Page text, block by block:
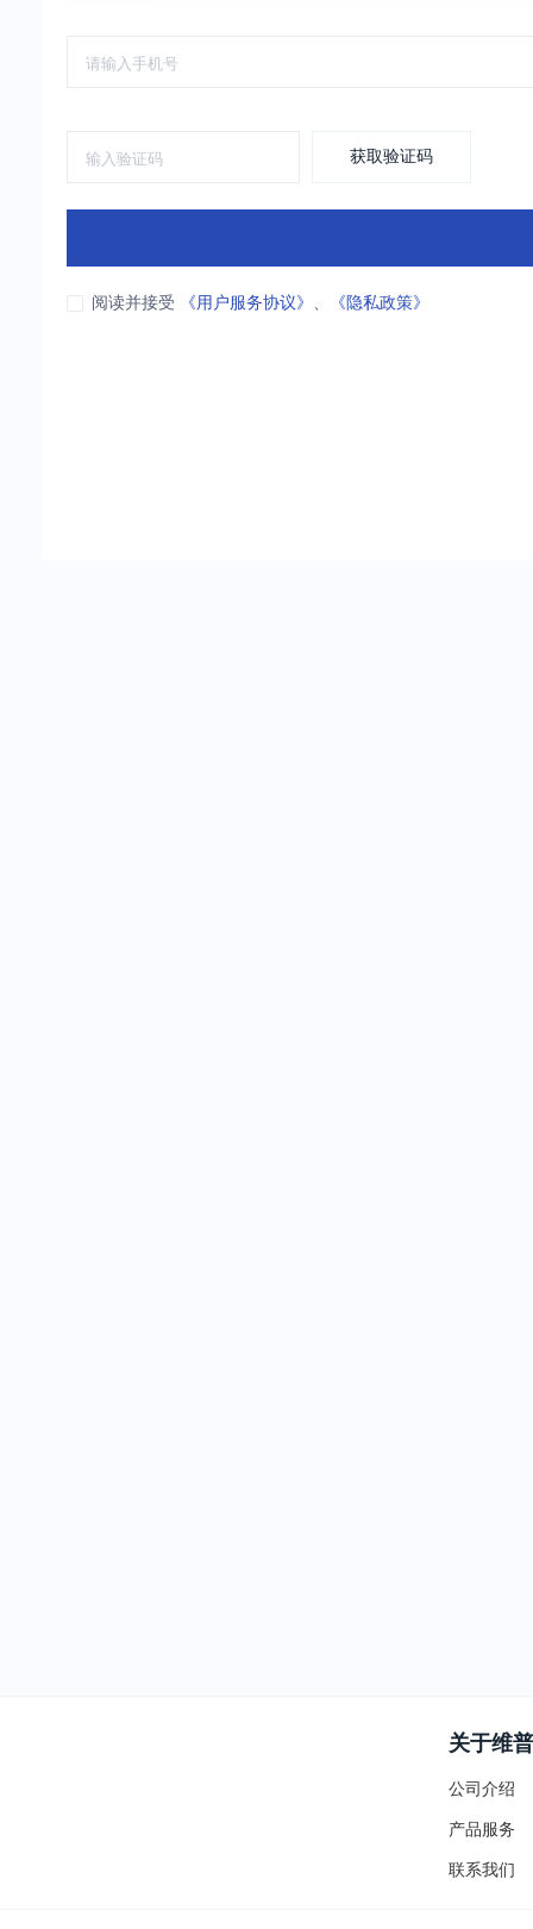
获取验证码
阅读并接受 《用户服务协议》 、 《隐私政策》
关于维普
公司介绍
产品服务
联系我们